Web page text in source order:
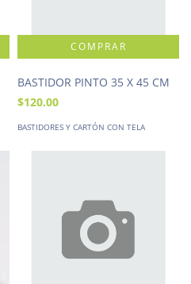
BASTIDOR PINTO 35 X 45 CM
$120.00
BASTIDORES Y CARTÓN CON TELA